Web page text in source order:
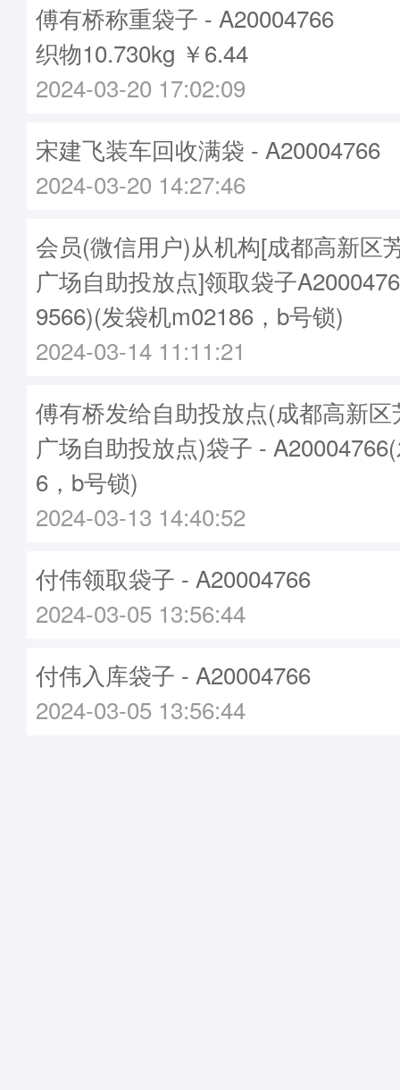
傅有桥称重袋子 - A20004766
织物10.730kg ￥6.44
2024-03-20 17:02:09
宋建飞装车回收满袋 - A20004766
2024-03-20 14:27:46
会员(微信用户)从机构[成都高新区
广场自助投放点]领取袋子
9566)(发袋机m02186，b号锁)
2024-03-14 11:11:21
傅有桥发给自助投放点(成都高新
广场自助投放点)袋子 -
6，b号锁)
2024-03-13 14:40:52
付伟领取袋子 - A20004766
2024-03-05 13:56:44
付伟入库袋子 - A20004766
2024-03-05 13:56:44